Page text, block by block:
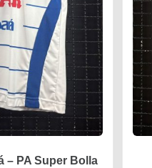
– PA Super Bolla